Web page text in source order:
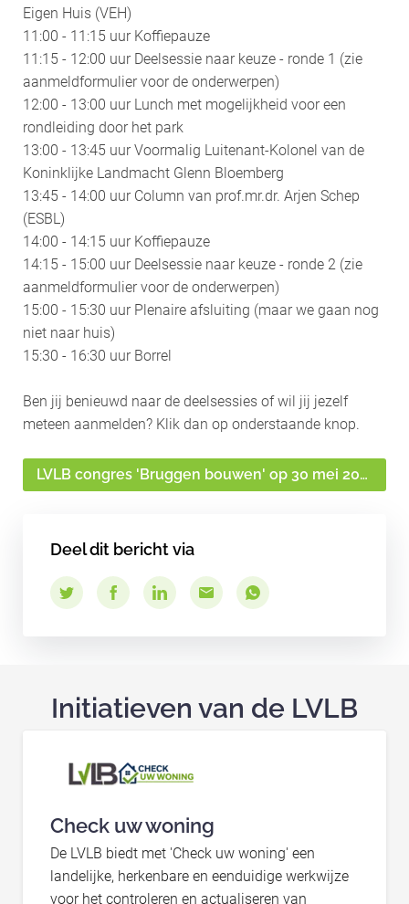
Eigen Huis (VEH)
11:00 - 11:15 uur Koffiepauze
11:15 - 12:00 uur Deelsessie naar keuze - ronde 1 (zie
aanmeldformulier voor de onderwerpen)
12:00 - 13:00 uur Lunch met mogelijkheid voor een
rondleiding door het park
13:00 - 13:45 uur Voormalig Luitenant-Kolonel van de
Koninklijke Landmacht Glenn Bloemberg
13:45 - 14:00 uur Column van prof.mr.dr. Arjen Schep
(ESBL)
14:00 - 14:15 uur Koffiepauze
14:15 - 15:00 uur Deelsessie naar keuze - ronde 2 (zie
aanmeldformulier voor de onderwerpen)
15:00 - 15:30 uur Plenaire afsluiting (maar we gaan nog
niet naar huis)
15:30 - 16:30 uur Borrel
Ben jij benieuwd naar de deelsessies of wil jij jezelf
meteen aanmelden? Klik dan op onderstaande knop.
LVLB congres 'Bruggen bouwen' op 30 mei 2024
Deel dit bericht via
Initiatieven van de LVLB
Check uw woning
De LVLB biedt met 'Check uw woning' een
landelijke, herkenbare en eenduidige werkwijze
voor het controleren en actualiseren van